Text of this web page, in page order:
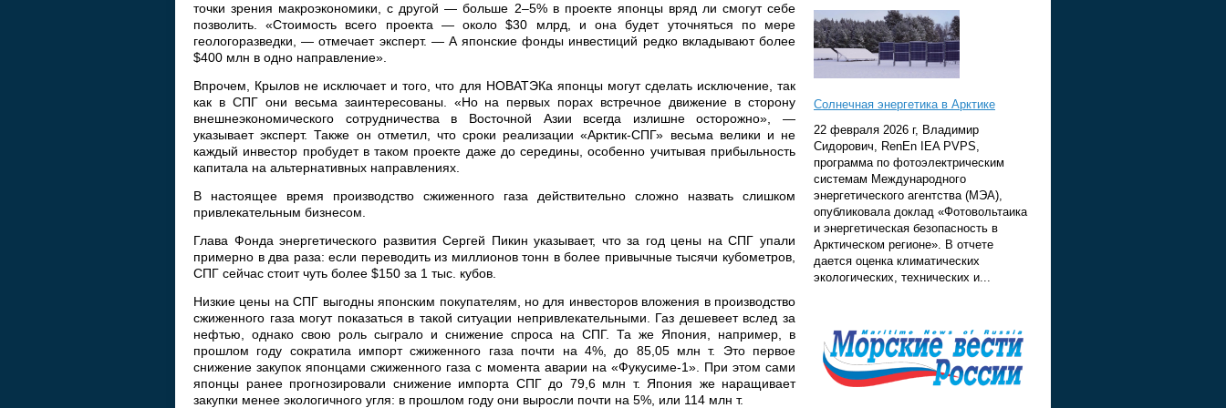
точки зрения макроэкономики, с другой — больше 2–5% в проекте японцы вряд ли смогут себе
позволить. «Стоимость всего проекта — около $30 млрд, и она будет уточняться по мере
геологоразведки, — отмечает эксперт. — А японские фонды инвестиций редко вкладывают более
$400 млн в одно направление».
Впрочем, Крылов не исключает и того, что для НОВАТЭКа японцы могут сделать исключение, так
как в СПГ они весьма заинтересованы. «Но на первых порах встречное движение в сторону
внешнеэкономического сотрудничества в Восточной Азии всегда излишне осторожно», —
указывает эксперт. Также он отметил, что сроки реализации «Арктик-СПГ» весьма велики и не
каждый инвестор пробудет в таком проекте даже до середины, особенно учитывая прибыльность
капитала на альтернативных направлениях.
В настоящее время производство сжиженного газа действительно сложно назвать слишком
привлекательным бизнесом.
Глава Фонда энергетического развития Сергей Пикин указывает, что за год цены на СПГ упали
примерно в два раза: если переводить из миллионов тонн в более привычные тысячи кубометров,
СПГ сейчас стоит чуть более $150 за 1 тыс. кубов.
Низкие цены на СПГ выгодны японским покупателям, но для инвесторов вложения в производство
сжиженного газа могут показаться в такой ситуации непривлекательными. Газ дешевеет вслед за
нефтью, однако свою роль сыграло и снижение спроса на СПГ. Та же Япония, например, в
прошлом году сократила импорт сжиженного газа почти на 4%, до 85,05 млн т. Это первое
снижение закупок японцами сжиженного газа с момента аварии на «Фукусиме-1». При этом сами
японцы ранее прогнозировали снижение импорта СПГ до 79,6 млн т. Япония же наращивает
закупки менее экологичного угля: в прошлом году они выросли почти на 5%, или 114 млн т.
Солнечная энергетика в Арктике
22 февраля 2026 г, Владимир
Сидорович, RenEn IEA PVPS,
программа по фотоэлектрическим
системам Международного
энергетического агентства (МЭА),
опубликовала доклад «Фотовольтаика
и энергетическая безопасность в
Арктическом регионе». В отчете
дается оценка климатических
экологических, технических и...